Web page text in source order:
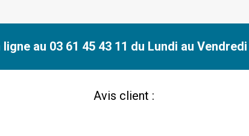
au 03 61 45 43 11 du Lundi au
Avis client :